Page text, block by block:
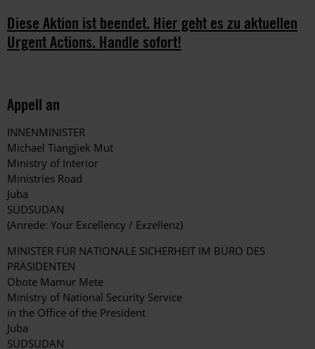
Diese Aktion ist beendet. Hier geht es zu aktuellen
Urgent Actions. Handle sofort!
Appell an
INNENMINISTER
Michael Tiangjiek Mut
Ministry of Interior
Ministries Road
Juba
SÜDSUDAN
(Anrede: Your Excellency / Exzellenz)
MINISTER FÜR NATIONALE SICHERHEIT IM BÜRO DES
PRÄSIDENTEN
Obote Mamur Mete
Ministry of National Security Service
in the Office of the President
Juba
SÜDSUDAN